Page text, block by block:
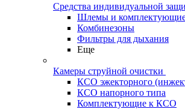
Средства индивидуальной
Шлемы и
Комбинезоны
Фильтры для дыхания
Еще
Камеры струйной очистки
КСО эжекторного
КСО напорного типа
Комплектующие к КСО